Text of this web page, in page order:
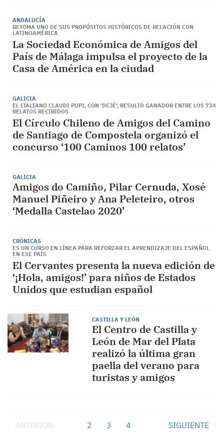
ANDALUCÍA
RETOMA UNO DE SUS PROPÓSITOS HISTÓRICOS DE RELACIÓN CON
LATINOAMÉRICA
La Sociedad Económica de Amigos del
País de Málaga impulsa el proyecto de la
Casa de América en la ciudad
GALICIA
EL ITALIANO CLAUDI PUPI, CON ‘DEJÉ’, RESULTÓ GANADOR ENTRE LOS 734
RELATOS RECIBIDOS
El Círculo Chileno de Amigos del Camino
de Santiago de Compostela organizó el
concurso ‘100 Caminos 100 relatos’
GALICIA
Amigos do Camiño, Pilar Cernuda, Xosé
Manuel Piñeiro y Ana Peleteiro, otros
‘Medalla Castelao 2020’
CRÓNICAS
ES UN CURSO EN LÍNEA PARA REFORZAR EL APRENDIZAJE DEL ESPAÑOL
EN ESE PAÍS
El Cervantes presenta la nueva edición de
‘¡Hola, amigos!’ para niños de Estados
Unidos que estudian español
CASTILLA Y LEÓN
El Centro de Castilla y
León de Mar del Plata
realizó la última gran
paella del verano para
turistas y amigos
ANTERIOR 2 3 4 SIGUIENTE